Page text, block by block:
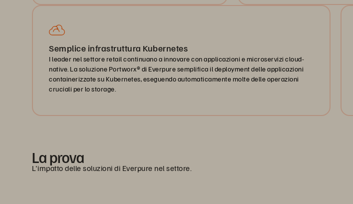
Semplice infrastruttura Kubernetes
I leader nel settore retail continuano a innovare con applicazioni e microservizi cloud-
native. La soluzione Portworx® di Everpure semplifica il deployment delle applicazioni
containerizzate su Kubernetes, eseguendo automaticamente molte delle operazioni
cruciali per lo storage.
La prova
L'impatto delle soluzioni di Everpure nel settore.